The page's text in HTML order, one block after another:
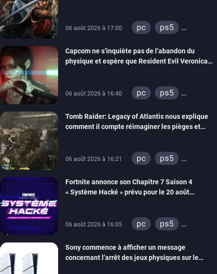
06 août 2026 à 17:00 pc
ps5
switch 2
Capcom ne s’inquiète pas de l’abandon du
physique et espère que Resident Evil Veronica
06 août 2026 à 16:40 pc
ps5
switch 2
Tomb Raider: Legacy of Atlantis nous explique
comment il compte réimaginer les pièges et
06 août 2026 à 16:21 pc
ps5
switch 2
Fortnite annonce son Chapitre 7 Saison 4
« Système Hacké » prévu pour le 20 août
06 août 2026 à 16:05 pc
ps5
switch
ios
android
ps4
Sony commence à afficher un message
concernant l’arrêt des jeux physiques sur le